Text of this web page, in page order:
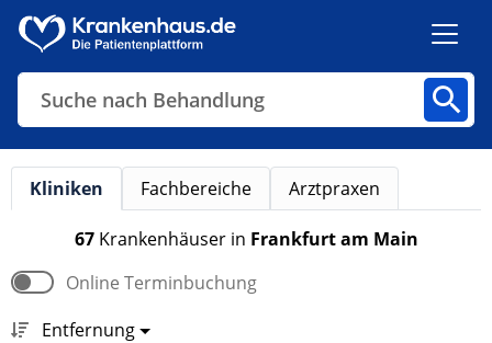
Suche nach Behandlung
Kliniken Fachbereiche Arztpraxen
67 Krankenhäuser in Frankfurt am Main
Online Terminbuchung
Entfernung